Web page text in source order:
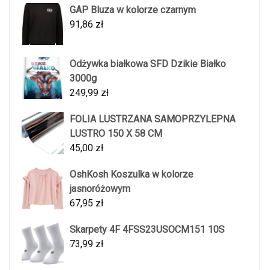
GAP Bluza w kolorze czarnym
91,86 zł
Odżywka białkowa SFD Dzikie Białko
3000g
249,99 zł
FOLIA LUSTRZANA SAMOPRZYLEPNA
LUSTRO 150 X 58 CM
45,00 zł
OshKosh Koszulka w kolorze
jasnoróżowym
67,95 zł
Skarpety 4F 4FSS23USOCM151 10S
73,99 zł